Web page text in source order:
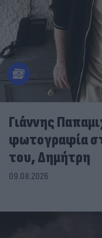
Γιάννης
φωτογραφία
του, Δημήτρη
09.08.2026